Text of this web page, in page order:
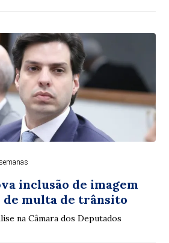
inclusão de imagem
de multa de trânsito
na Câmara dos Deputados